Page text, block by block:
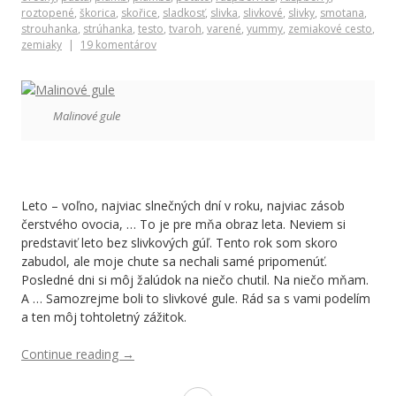
roztopené, škorica, skořice, sladkosť, slivka, slivkové, slivky, smotana,
strouhanka, strúhanka, testo, tvaroh, varené, yummy, zemiakové cesto,
zemiaky
19 komentárov
Malinové gule
Leto – voľno, najviac slnečných dní v roku, najviac zásob
čerstvého ovocia, … To je pre mňa obraz leta. Neviem si
predstaviť leto bez slivkových gúľ. Tento rok som skoro
zabudol, ale moje chute sa nechali samé pripomenúť.
Posledné dni si môj žalúdok na niečo chutil. Na niečo mňam.
A … Samozrejme boli to slivkové gule. Rád sa s vami podelím
a ten môj tohtoletný zážitok.
Continue reading “Malinové
→